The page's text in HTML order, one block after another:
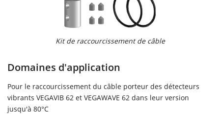
Kit de raccourcissement de câble
Domaines d'application
Pour le raccourcissement du câble porteur des détecteurs
vibrants VEGAVIB 62 et VEGAWAVE 62 dans leur version
jusqu'à 80°C